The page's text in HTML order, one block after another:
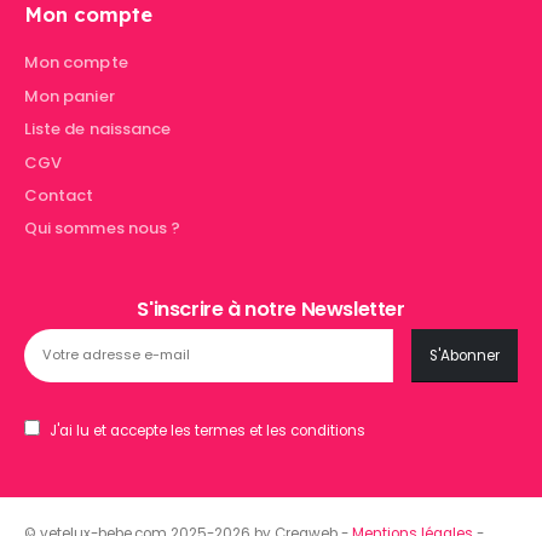
Mon compte
Mon compte
Mon panier
Liste de naissance
CGV
Contact
Qui sommes nous ?
S'inscrire à notre Newsletter
J'ai lu et accepte les termes et les conditions